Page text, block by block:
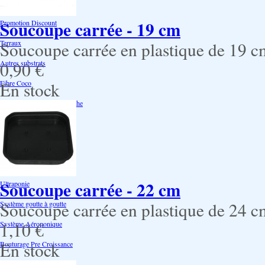
Promotion Discount
Terraux
Autres substrats
Fibre Coco
Billes d'argile- Laine de roche
Irrigation
Orchidées
Système NFT
Ultraponie
Système goutte à goutte
Système Aéroponique
Bouturage Pre Croissance
Soucoupe carrée - 19 cm
Soucoupe carrée en plastique de 19
0,90 €
En stock
Soucoupe carrée - 22 cm
Soucoupe carrée en plastique de 24
1,10 €
En stock